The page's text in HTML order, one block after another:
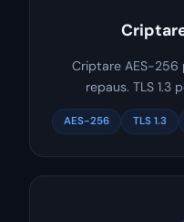
Criptare AES-
repaus. TLS 1.3
AES-256 TLS 1.3